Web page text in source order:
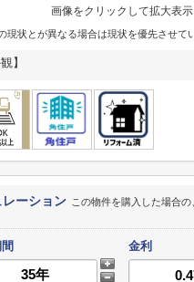
画像をクリックして拡大表示
状とが異なる場合は現状を優先させて
】
ーション この物件を購入した場合
金利